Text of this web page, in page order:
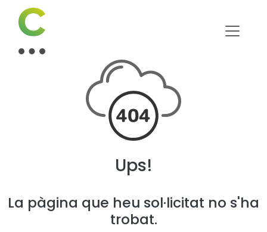
Ups!
La pàgina que heu sol·licitat no s'ha
trobat.